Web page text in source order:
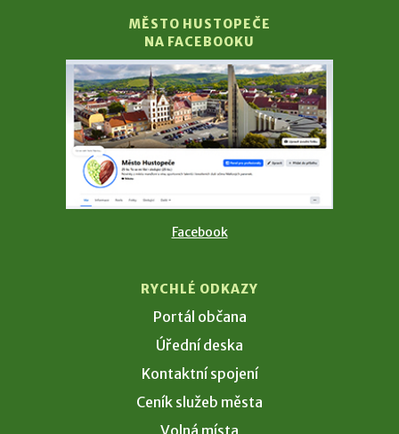
MĚSTO HUSTOPEČE
NA FACEBOOKU
Facebook
RYCHLÉ ODKAZY
Portál občana
Úřední deska
Kontaktní spojení
Ceník služeb města